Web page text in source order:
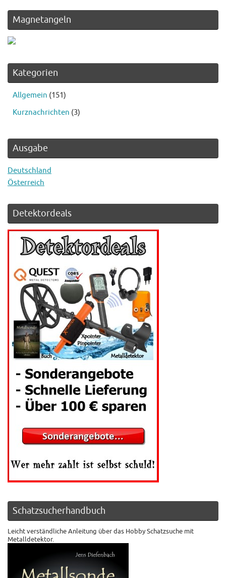
Magnetangeln
Kategorien
Allgemein (151)
Kurznachrichten (3)
Ausgabe
Deutschland
Österreich
Detektordeals
Schatzsucherhandbuch
Leicht verständliche Anleitung über das Hobby Schatzsuche mit
Metalldetektor.